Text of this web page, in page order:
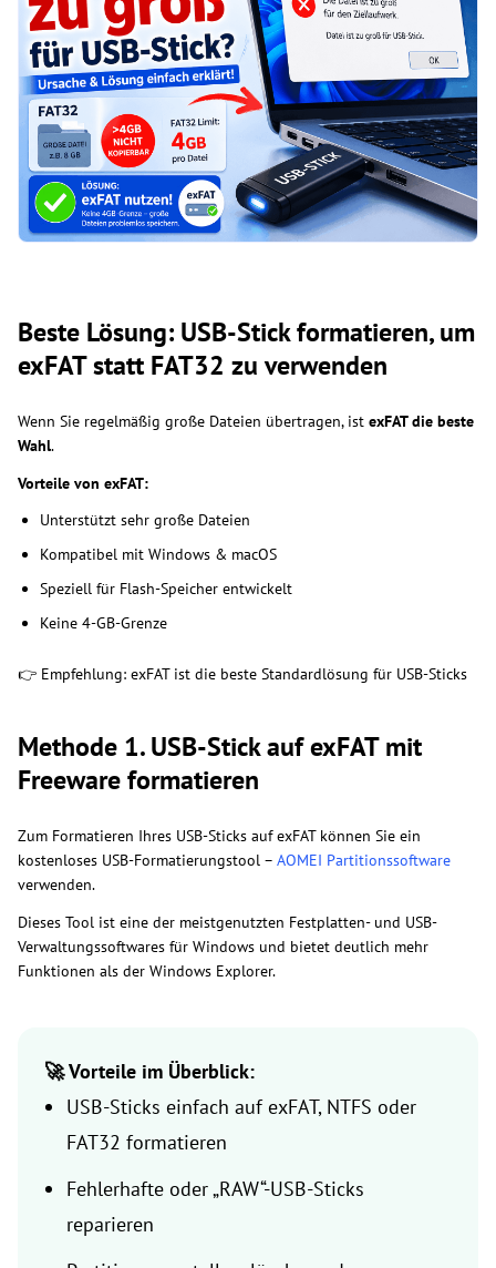
Beste Lösung: USB-Stick formatieren, um
exFAT statt FAT32 zu verwenden
Wenn Sie regelmäßig große Dateien übertragen, ist exFAT die beste
Wahl.
Vorteile von exFAT:
Unterstützt sehr große Dateien
Kompatibel mit Windows & macOS
Speziell für Flash-Speicher entwickelt
Keine 4-GB-Grenze
👉 Empfehlung: exFAT ist die beste Standardlösung für USB-Sticks
Methode 1. USB-Stick auf exFAT mit
Freeware formatieren
Zum Formatieren Ihres USB-Sticks auf exFAT können Sie ein
kostenloses USB-Formatierungstool – AOMEI Partitionssoftware
verwenden.
Dieses Tool ist eine der meistgenutzten Festplatten- und USB-
Verwaltungssoftwares für Windows und bietet deutlich mehr
Funktionen als der Windows Explorer.
🚀 Vorteile im Überblick:
USB-Sticks einfach auf exFAT, NTFS oder
FAT32 formatieren
Fehlerhafte oder „RAW“-USB-Sticks
reparieren